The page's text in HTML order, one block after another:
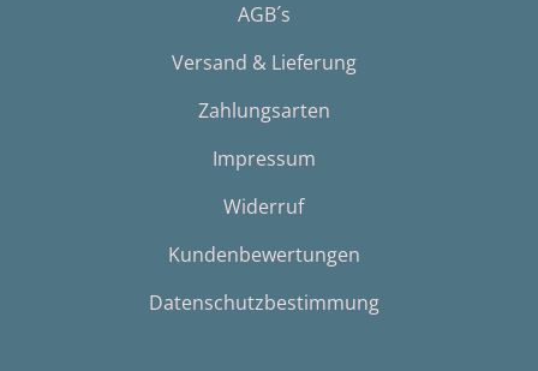
AGB´s
Versand & Lieferung
Zahlungsarten
Impressum
Widerruf
Kundenbewertungen
Datenschutzbestimmung